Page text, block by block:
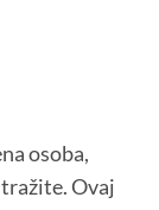
osoba,
Ovaj